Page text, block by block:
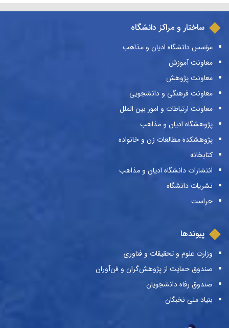
ساختار و مراکز دانشگاه
مؤسس دانشگاه ادیان و مذاهب
معاونت آموزش
معاونت پژوهش
معاونت فرهنگی و دانشجویی
معاونت ارتباطات و امور بین الملل
پژوهشگاه ادیان و مذاهب
پژوهشکده مطالعات زن و خانواده
کتابخانه
انتشارات دانشگاه ادیان و مذاهب
نشریات دانشگاه
حراست
پیوندها
وزارت علوم و تحقیقات و فناوری
صندوق حمایت از پژوهش‌گران و فن‌آوران
صندوق رفاه دانشجویان
بنیاد ملی نخبگان